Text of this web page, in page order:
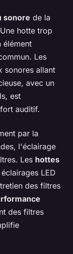
sonore de la
hotte trop
élément
Les
sonores allant
avec un
est
auditif.
par la
l'éclairage
Les hottes
LED
des filtres
des filtres